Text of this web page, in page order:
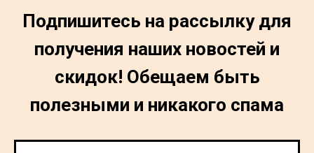
Подпишитесь на рассылку для
получения наших новостей и
скидок! Обещаем быть
полезными и никакого спама